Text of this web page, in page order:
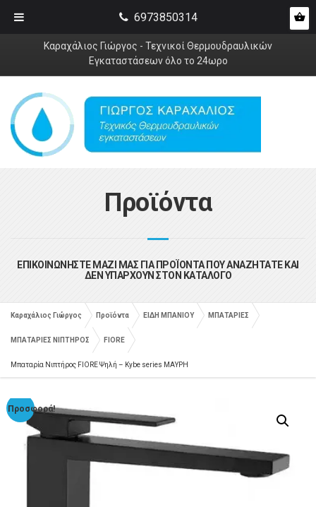
Καραχάλιος Γιώργος - Τεχνικοί Θερμουδραυλικών
Εγκαταστάσεων όλο το 24ωρο
Προϊόντα
ΕΠΙΚΟΙΝΩΝΗΣΤΕ ΜΑΖΙ ΜΑΣ ΓΙΑ ΠΡΟΪΟΝΤΑ ΠΟΥ ΑΝΑΖΗΤΑΤΕ ΚΑΙ
ΔΕΝ ΥΠΑΡΧΟΥΝ ΣΤΟΝ ΚΑΤΑΛΟΓΟ
Καραχάλιος Γιώργος Προϊόντα ΕΙΔΗ ΜΠΑΝΙΟΥ ΜΠΑΤΑΡΙΕΣ
ΜΠΑΤΑΡΙΕΣ ΝΙΠΤΗΡΟΣ FIORE
Μπαταρία Νιπτήρος FIORE Ψηλή – Kybe series ΜΑΥΡΗ
Προσφορά!
6973850314